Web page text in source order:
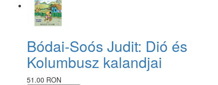
Bódai-Soós Judit: Dió és
Kolumbusz kalandjai
51.00 RON